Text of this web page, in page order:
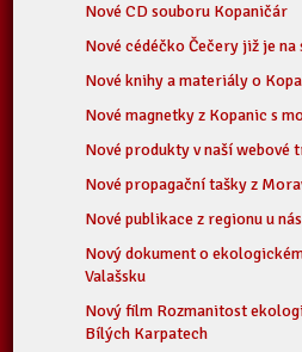
Nové CD souboru Kopaničár
Nové cédéčko Čečery již je na
Nové knihy a materiály o
Nové magnetky z Kopanic s
Nové produkty v naší webové
Nové propagační tašky z
Nové publikace z regionu u nás
Nový dokument o
Valašsku
Nový film Rozmanitost
Bílých Karpatech